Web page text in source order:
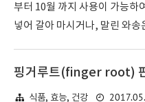
부터 10월 까지 사용이 가능하
넣어 갈아 마시거나, 말린 와
핑거루트(finger root)
식품, 효능, 건강